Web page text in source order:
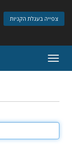
צפייה בעגלת הקניות